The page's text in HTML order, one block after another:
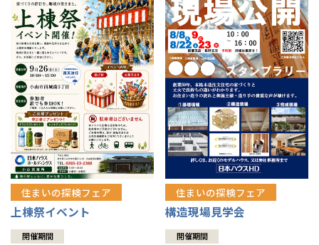
住まいの探検フェア
上棟祭イベント
開催期間
住まいの探検フェア
構造現場見学会
開催期間